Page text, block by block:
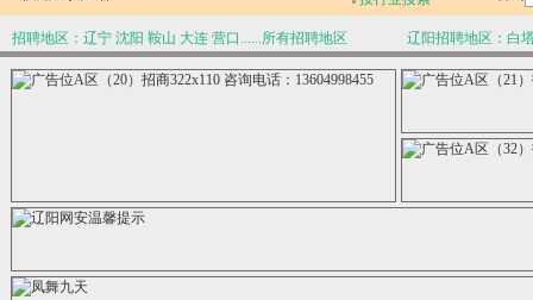
■
招聘地区： 辽宁 沈阳 鞍山 大连 营口 ......所有招聘地区 辽阳招聘地区： 白